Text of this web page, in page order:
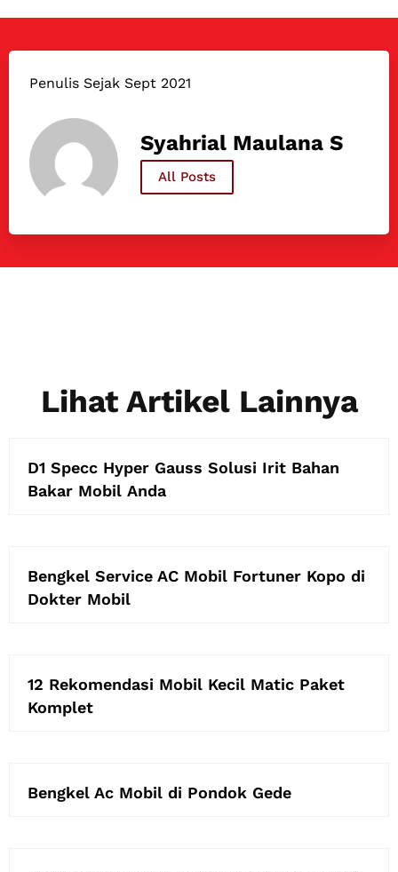
Penulis Sejak Sept 2021
Syahrial Maulana S
All Posts
Lihat Artikel Lainnya
D1 Specc Hyper Gauss Solusi Irit Bahan
Bakar Mobil Anda
Bengkel Service AC Mobil Fortuner Kopo di
Dokter Mobil
12 Rekomendasi Mobil Kecil Matic Paket
Komplet
Bengkel Ac Mobil di Pondok Gede